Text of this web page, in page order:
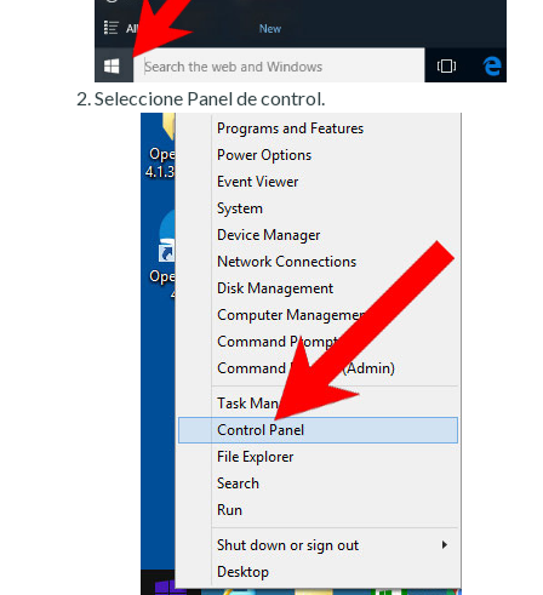
Seleccione Panel de control.